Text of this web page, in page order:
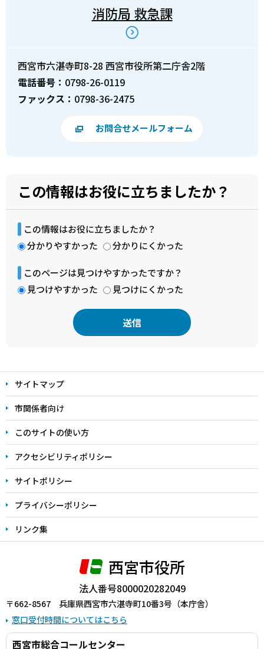
消防局 救急課
西宮市六湛寺町8-28 西宮市役所第二庁舎2階
電話番号： 0798-26-0119
ファックス： 0798-36-2475
お問合せメールフォーム
この情報はお役に立ちましたか？
この情報はお役に立ちましたか？
分かりやすかった
分かりにくかった
このページは見つけやすかったですか？
見つけやすかった
見つけにくかった
文
こ
こ
ま
で
サイトマップ
市関係者向け
このサイトの使い方
アクセシビリティポリシー
サイトポリシー
プライバシーポリシー
リンク集
西宮市役所
法人番号8000020282049
〒662-8567 兵庫県西宮市六湛寺町10番3号（本庁舎）
窓口受付時間についてはこちら
西宮市総合コールセンター